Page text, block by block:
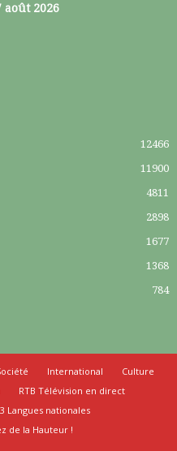
août 2026
12466
11900
4811
2898
1677
1368
784
International
Culture
RTB Télévision en direct
Langues nationales
de la Hauteur !